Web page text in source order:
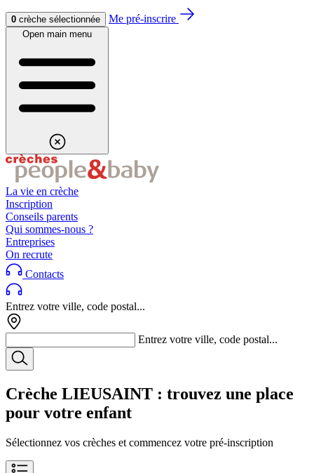
Aller au contenuAller au footer
0 crèche sélectionnée Me pré-inscrire
Open main menu
La vie en crèche
Inscription
Conseils parents
Qui sommes-nous ?
Entreprises
On recrute
Contacts
Entrez votre ville, code postal...
Entrez votre ville, code postal...
Crèche LIEUSAINT : trouvez une place
pour votre enfant
Sélectionnez vos crèches et commencez votre pré-inscription